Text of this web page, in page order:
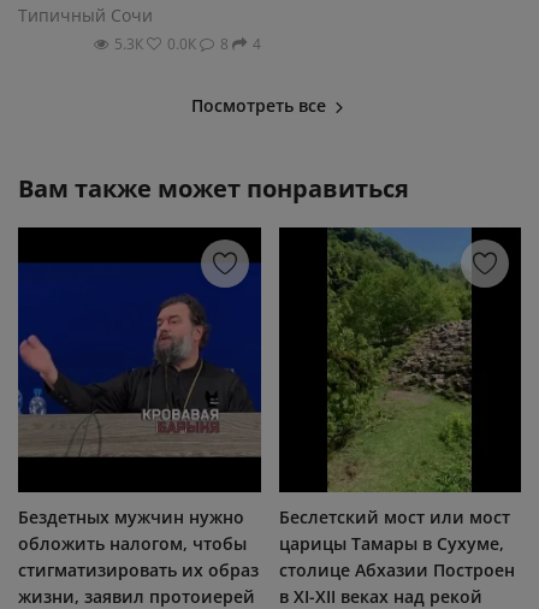
Типичный Сочи
5.3К 0.0К 8 4
Посмотреть все
Вам также может понравиться
Бездетных мужчин нужно
обложить налогом, чтобы
стигматизировать их образ
жизни, заявил протоиерей
Беслетский мост или мост
царицы Тамары в Сухуме,
столице Абхазии Построен
в XI-XII веках над рекой